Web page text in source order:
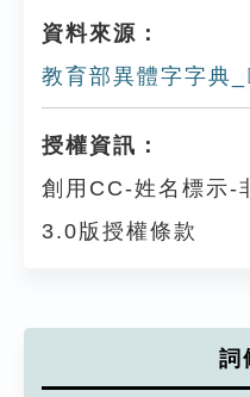
資料來源：
教育部異體字字典
授權資訊：
創用CC-姓名標示-
3.0版授權條款
詞